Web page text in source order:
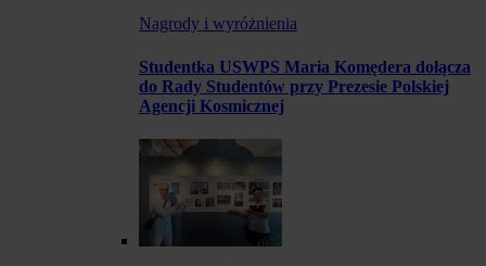
Nagrody i wyróżnienia
Studentka USWPS Maria Komędera dołącza
do Rady Studentów przy Prezesie Polskiej
Agencji Kosmicznej